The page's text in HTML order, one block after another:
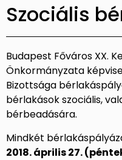
Szociális
Budapest Főváros XX.
Önkormányzata
Bizottsága
bérlakások szociális,
bérbeadására.
Mindkét
2018. április 27.